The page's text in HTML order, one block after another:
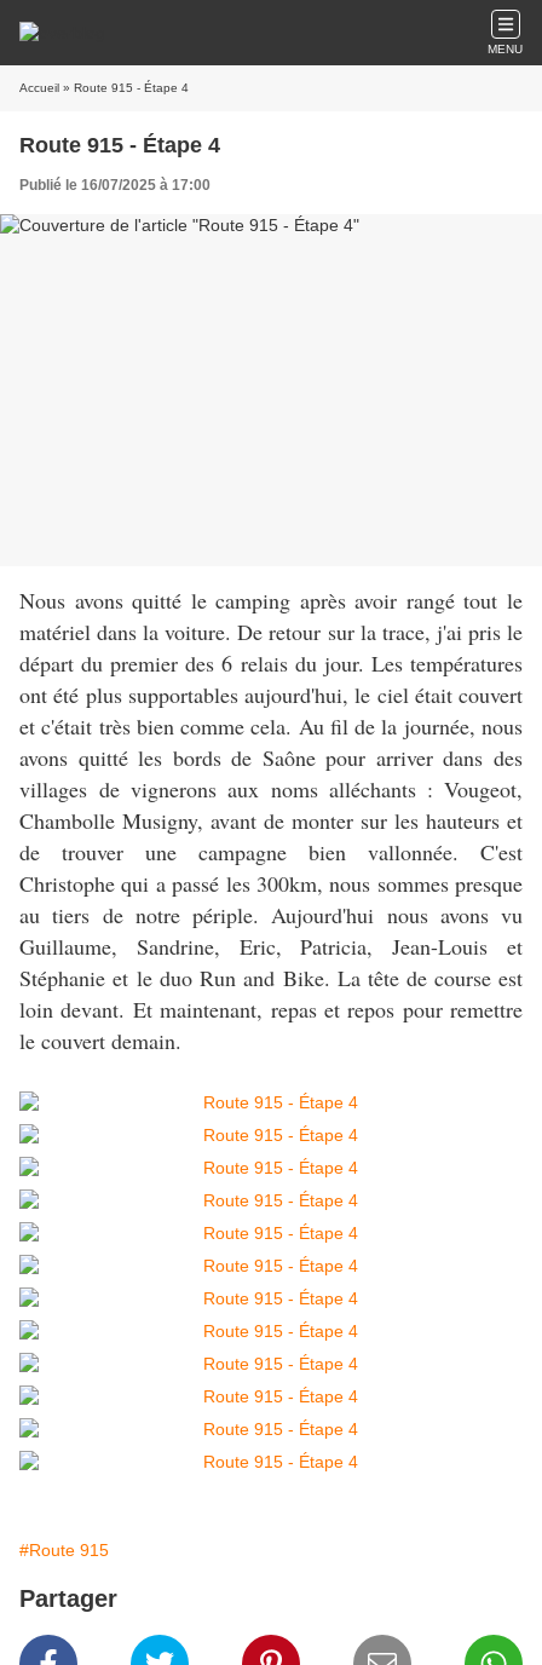
MENU
Accueil » Route 915 - Étape 4
Route 915 - Étape 4
Publié le 16/07/2025 à 17:00
Nous avons quitté le camping après avoir rangé tout le
matériel dans la voiture. De retour sur la trace, j'ai pris le
départ du premier des 6 relais du jour. Les températures
ont été plus supportables aujourd'hui, le ciel était couvert
et c'était très bien comme cela. Au fil de la journée, nous
avons quitté les bords de Saône pour arriver dans des
villages de vignerons aux noms alléchants : Vougeot,
Chambolle Musigny, avant de monter sur les hauteurs et
de trouver une campagne bien vallonnée. C'est
Christophe qui a passé les 300km, nous sommes presque
au tiers de notre périple. Aujourd'hui nous avons vu
Guillaume, Sandrine, Eric, Patricia, Jean-Louis et
Stéphanie et le duo Run and Bike. La tête de course est
loin devant. Et maintenant, repas et repos pour remettre
le couvert demain.
#Route 915
Partager